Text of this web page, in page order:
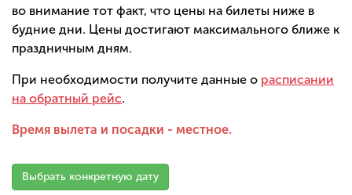
во внимание тот факт, что цены на билеты ниже в
будние дни. Цены достигают максимального ближе к
праздничным дням.
При необходимости получите данные о расписании
на обратный рейс.
Время вылета и посадки - местное.
Выбрать конкретную дату